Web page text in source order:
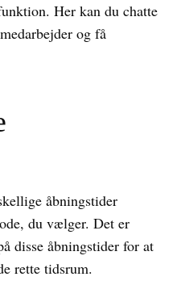
Her kan du chatte
og få
åbningstider
du vælger. Det er
disse åbningstider for at
rette tidsrum.